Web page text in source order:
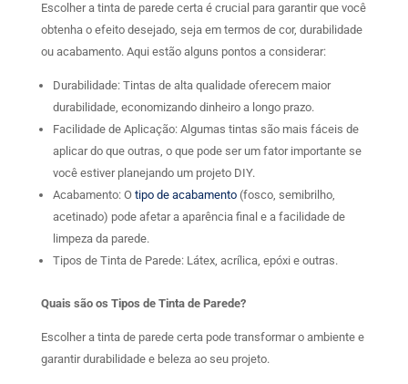
Escolher a tinta de parede certa é crucial para garantir que você
obtenha o efeito desejado, seja em termos de cor, durabilidade
ou acabamento. Aqui estão alguns pontos a considerar:
Durabilidade: Tintas de alta qualidade oferecem maior
durabilidade, economizando dinheiro a longo prazo.
Facilidade de Aplicação: Algumas tintas são mais fáceis de
aplicar do que outras, o que pode ser um fator importante se
você estiver planejando um projeto DIY.
Acabamento: O tipo de acabamento(fosco, semibrilho,
acetinado) pode afetar a aparência final e a facilidade de
limpeza da parede.
Tipos de Tinta de Parede: Látex, acrílica, epóxi e outras.
Quais são os Tipos de Tinta de Parede?
Escolher a tinta de parede certa pode transformar o ambiente e
garantir durabilidade e beleza ao seu projeto.